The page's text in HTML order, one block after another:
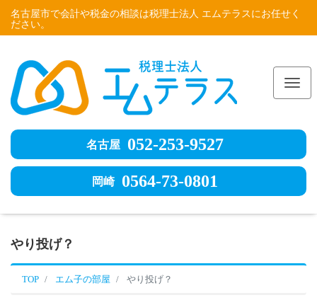
名古屋市で会計や税金の相談は税理士法人 エムテラスにお任せく
ださい。
名古屋 052-253-9527
岡崎 0564-73-0801
やり投げ？
TOP エム子の部屋 やり投げ？